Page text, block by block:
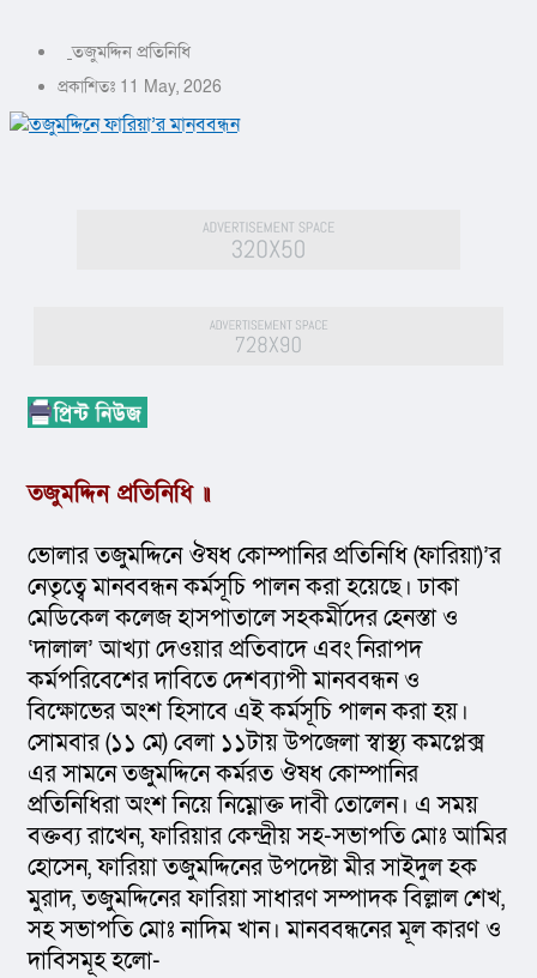
তজুমদ্দিন প্রতিনিধি
প্রকাশিতঃ 11 May, 2026
তজুমদ্দিন প্রতিনিধি ॥
ভোলার তজুমদ্দিনে ঔষধ কোম্পানির প্রতিনিধি (ফারিয়া)’র
নেতৃত্বে মানববন্ধন কর্মসূচি পালন করা হয়েছে। ঢাকা
মেডিকেল কলেজ হাসপাতালে সহকর্মীদের হেনস্তা ও
‘দালাল’ আখ্যা দেওয়ার প্রতিবাদে এবং নিরাপদ
কর্মপরিবেশের দাবিতে দেশব্যাপী মানববন্ধন ও
বিক্ষোভের অংশ হিসাবে এই কর্মসূচি পালন করা হয়।
সোমবার (১১ মে) বেলা ১১টায় উপজেলা স্বাস্থ্য কমপ্লেক্স
এর সামনে তজুমদ্দিনে কর্মরত ঔষধ কোম্পানির
প্রতিনিধিরা অংশ নিয়ে নিম্নোক্ত দাবী তোলেন। এ সময়
বক্তব্য রাখেন, ফারিয়ার কেন্দ্রীয় সহ-সভাপতি মোঃ আমির
হোসেন, ফারিয়া তজুমদ্দিনের উপদেষ্টা মীর সাইদুল হক
মুরাদ, তজুমদ্দিনের ফারিয়া সাধারণ সম্পাদক বিল্লাল শেখ,
সহ সভাপতি মোঃ নাদিম খান। মানববন্ধনের মূল কারণ ও
দাবিসমূহ হলো-